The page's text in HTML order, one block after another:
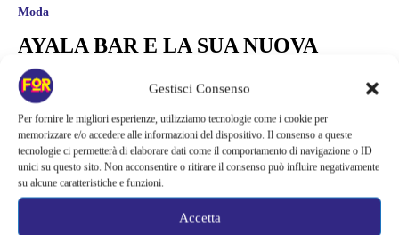
Gestisci Consenso
Per fornire le migliori esperienze, utilizziamo tecnologie come i cookie per
memorizzare e/o accedere alle informazioni del dispositivo. Il consenso a queste
tecnologie ci permetterà di elaborare dati come il comportamento di navigazione o ID
unici su questo sito. Non acconsentire o ritirare il consenso può influire negativamente
su alcune caratteristiche e funzioni.
Accetta
Moda
AYALA BAR E LA SUA NUOVA
COLLEZIONE ISPIRATA A FRIDA
KAHLO
La designer israeliana, Ayala Bar, lancia la sua nuova collezione Classic
ispirata al Messico e alla sua cultura millenaria. Spesso Ayala si è
lasciata ammaliare da queste terra dalle atmosfere magiche, riuscendo a
tradurre con stile creativo inconfondibile le sue emozioni in splendide
miniature. Non a caso, l’icona e musa ispiratrice della collezione è